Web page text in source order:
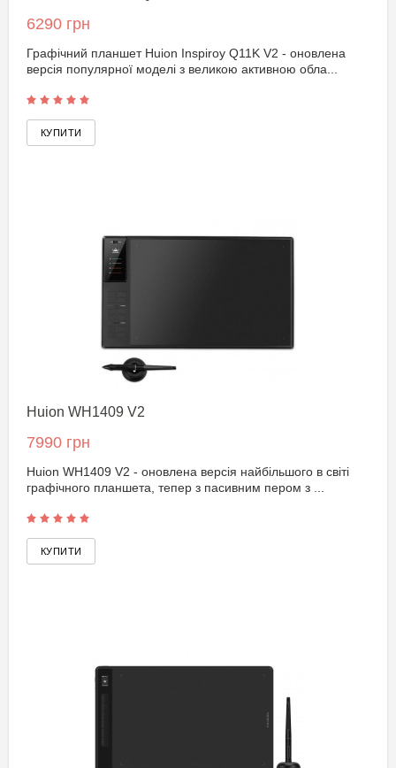
6290 грн
Графічний планшет Huion Inspiroy Q11K V2 - оновлена
версія популярної моделі з великою активною обла...
Huion WH1409 V2
7990 грн
Huion WH1409 V2 - оновлена версія найбільшого в світі
графічного планшета, тепер з пасивним пером з ...